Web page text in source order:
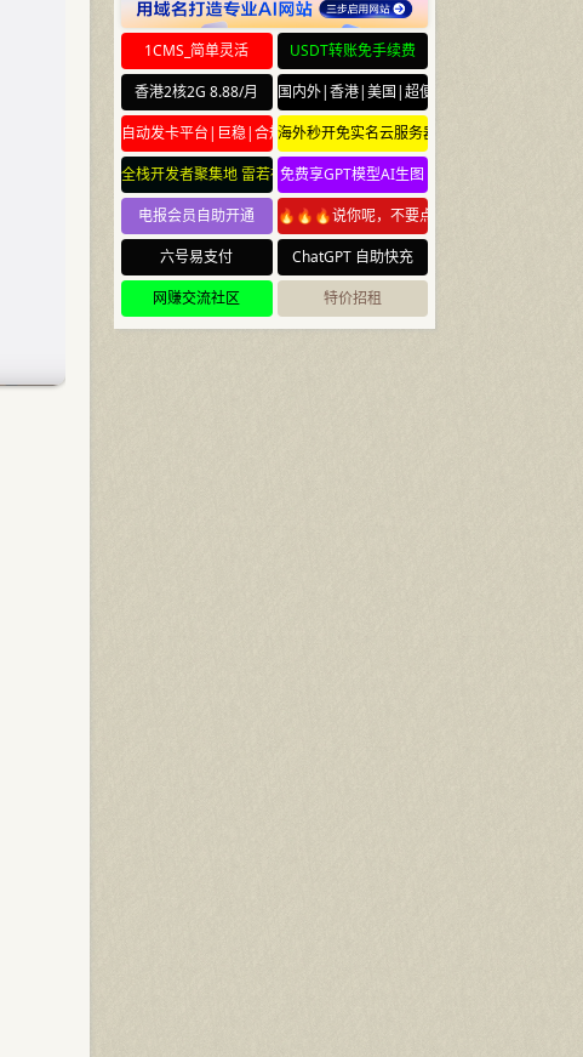
1CMS_简单灵活
USDT转账免手续费
香港2核2G 8.88/月
国内外|香港|美国|超便宜云服务器
自动发卡平台|巨稳|合规海外秒开免实名云服务器
全栈开发者聚集地 雷若社区 leiruo.com
免费享GPT模型AI生图
电报会员自助开通
🔥🔥🔥说你呢，不要点🔥🔥🔥
六号易支付
ChatGPT 自助快充
网赚交流社区
特价招租